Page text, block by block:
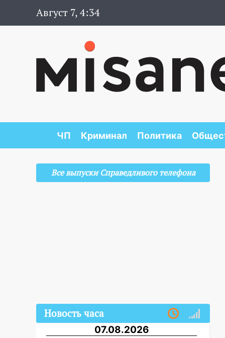
Август 7, 4:34
ЧП Криминал Политика
Все выпуски Справедливого телефона
Новость часа
07.08.2026